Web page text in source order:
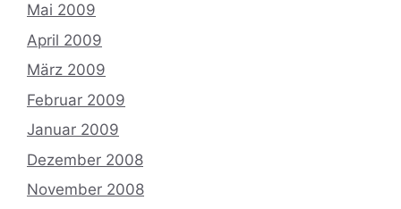
Mai 2009
April 2009
März 2009
Februar 2009
Januar 2009
Dezember 2008
November 2008